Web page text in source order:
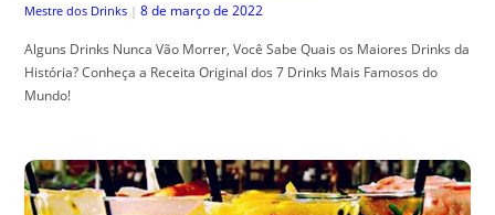
Mestre dos Drinks | 8 de março de 2022
Alguns Drinks Nunca Vão Morrer, Você Sabe Quais os Maiores Drinks da
História? Conheça a Receita Original dos 7 Drinks Mais Famosos do
Mundo!